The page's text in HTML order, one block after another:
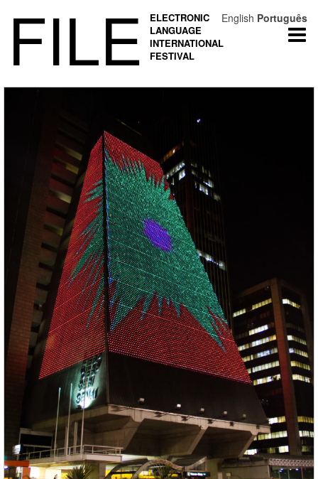
FILE
ELECTRONIC
LANGUAGE
INTERNATIONAL
FESTIVAL
English Português